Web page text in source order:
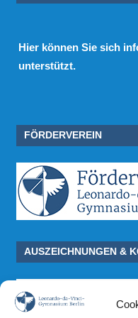
Hier können Sie sich
unterstützt.
FÖRDERVEREIN
AUSZEICHNUNGEN &